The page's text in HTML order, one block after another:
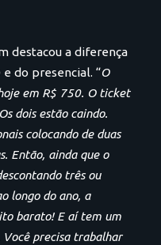
destacou a diferença
do presencial. “O
em R$ 750. O ticket
dois estão caindo.
colocando de duas
Então, ainda que o
três ou
longo do ano, a
barato! E aí tem um
precisa trabalhar